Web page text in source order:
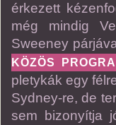
érkezett
még mindig
Sweeney
KÖZÖS
pletykák egy
Sydney-re, de
sem bizonyítja